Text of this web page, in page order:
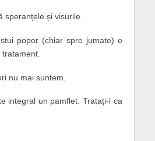
speranțele și visurile.
popor (chiar spre jumate) e
nu mai suntem.
integral un pamflet. Tratați-l ca